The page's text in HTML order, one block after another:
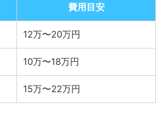
費用目安
12万〜20万円
10万〜18万円
15万〜22万円